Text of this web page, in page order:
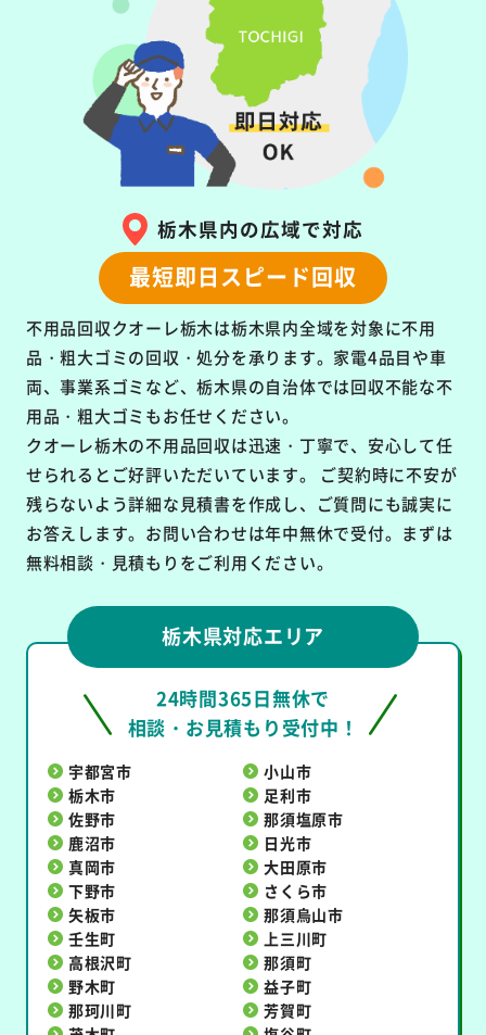
栃木県内の広域で対応
最短即日スピード回収
不用品回収クオーレ栃木は栃木県内全域を対象に不用
品・粗大ゴミの回収・処分を承ります。 家電4品目や車
両、事業系ゴミなど、栃木県の自治体では回収不能な不
用品・粗大ゴミもお任せください。
クオーレ栃木の不用品回収は迅速・丁寧で、安心して任
せられるとご好評いただいています。
ご契約時に不安が
残らないよう詳細な見積書を作成し、ご質問にも誠実に
お答えします。お問い合わせは年中無休で受付。まずは
無料相談・見積もりをご利用ください。
栃木県対応エリア
24時間365日無休で
相談・お見積もり受付中！
宇都宮市
小山市
栃木市
足利市
佐野市
那須塩原市
鹿沼市
日光市
真岡市
大田原市
下野市
さくら市
矢板市
那須烏山市
壬生町
上三川町
高根沢町
那須町
野木町
益子町
那珂川町
芳賀町